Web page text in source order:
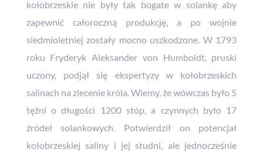
kołobrzeskie nie były tak bogate w solankę aby
zapewnić całoroczną produkcję, a po wojnie
siedmioletniej zostały mocno uszkodzone. W 1793
roku Fryderyk Aleksander von Humboldt, pruski
uczony, podjął się ekspertyzy w kołobrzeskich
salinach na zlecenie króla. Wiemy, że wówczas było 5
tężni o długości 1200 stóp, a czynnych było 17
źródeł solankowych. Potwierdził on potencjał
kołobrzeskiej saliny i jej studni, ale jednocześnie